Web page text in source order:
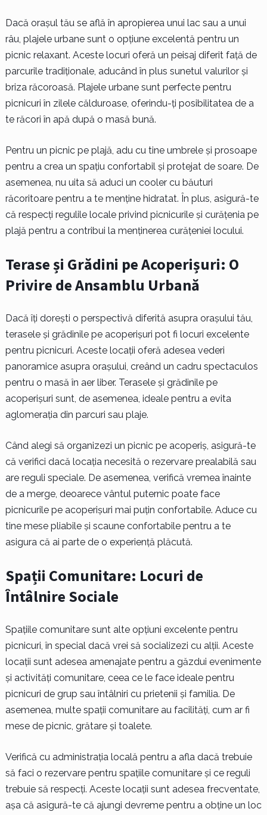
Dacă orașul tău se află în apropierea unui lac sau a unui
râu, plajele urbane sunt o opțiune excelentă pentru un
picnic relaxant. Aceste locuri oferă un peisaj diferit față de
parcurile tradiționale, aducând în plus sunetul valurilor și
briza răcoroasă. Plajele urbane sunt perfecte pentru
picnicuri în zilele călduroase, oferindu-ți posibilitatea de a
te răcori în apă după o masă bună.
Pentru un picnic pe plajă, adu cu tine umbrele și prosoape
pentru a crea un spațiu confortabil și protejat de soare. De
asemenea, nu uita să aduci un cooler cu băuturi
răcoritoare pentru a te menține hidratat. În plus, asigură-te
că respecți regulile locale privind picnicurile și curățenia pe
plajă pentru a contribui la menținerea curățeniei locului.
Terase și Grădini pe Acoperișuri: O
Privire de Ansamblu Urbană
Dacă îți dorești o perspectivă diferită asupra orașului tău,
terasele și grădinile pe acoperișuri pot fi locuri excelente
pentru picnicuri. Aceste locații oferă adesea vederi
panoramice asupra orașului, creând un cadru spectaculos
pentru o masă în aer liber. Terasele și grădinile pe
acoperișuri sunt, de asemenea, ideale pentru a evita
aglomerația din parcuri sau plaje.
Când alegi să organizezi un picnic pe acoperiș, asigură-te
că verifici dacă locația necesită o rezervare prealabilă sau
are reguli speciale. De asemenea, verifică vremea înainte
de a merge, deoarece vântul puternic poate face
picnicurile pe acoperișuri mai puțin confortabile. Aduce cu
tine mese pliabile și scaune confortabile pentru a te
asigura că ai parte de o experiență plăcută.
Spații Comunitare: Locuri de
Întâlnire Sociale
Spațiile comunitare sunt alte opțiuni excelente pentru
picnicuri, în special dacă vrei să socializezi cu alții. Aceste
locații sunt adesea amenajate pentru a găzdui evenimente
și activități comunitare, ceea ce le face ideale pentru
picnicuri de grup sau întâlniri cu prietenii și familia. De
asemenea, multe spații comunitare au facilități, cum ar fi
mese de picnic, grătare și toalete.
Verifică cu administrația locală pentru a afla dacă trebuie
să faci o rezervare pentru spațiile comunitare și ce reguli
trebuie să respecți. Aceste locații sunt adesea frecventate,
așa că asigură-te că ajungi devreme pentru a obține un loc